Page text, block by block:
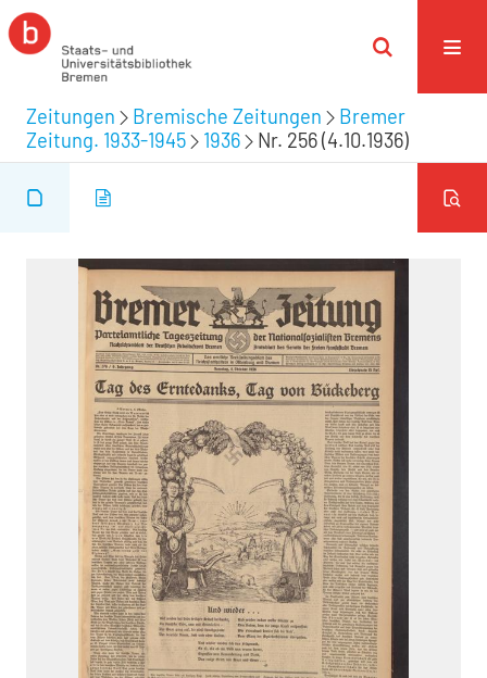
Zeitungen Bremische Zeitungen
Bremer
Zeitung. 1933-1945
1936 Nr. 256 (4.10.1936)